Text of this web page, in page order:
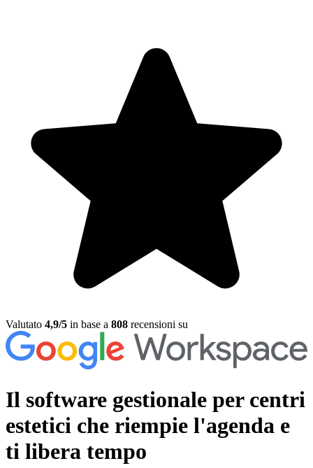
Valutato 4,9/5 in base a 808 recensioni su
Il software gestionale per centri
estetici che riempie l'agenda e
ti libera tempo